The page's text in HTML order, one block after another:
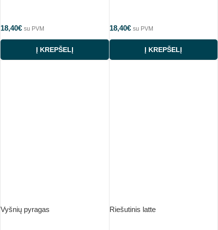
18,40€ su PVM
Į KREPŠELĮ
18,40€ su PVM
Į KREPŠELĮ
Vyšnių pyragas Riešutinis latte